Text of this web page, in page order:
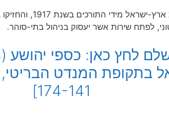
לפתח שירות אשר יעסוק בניהול בתי-סוהר.
בתקופת המנדט הבריטי,
174-141]